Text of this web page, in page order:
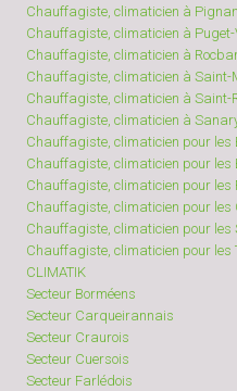
Chauffagiste, climaticien à
Chauffagiste, climaticien à Puget-
Chauffagiste, climaticien à
Chauffagiste, climaticien à
Chauffagiste, climaticien à Saint-
Chauffagiste, climaticien à
Chauffagiste, climaticien pour les
Chauffagiste, climaticien pour les
Chauffagiste, climaticien pour les
Chauffagiste, climaticien pour les
Chauffagiste, climaticien pour les
Chauffagiste, climaticien pour les
CLIMATIK
Secteur Borméens
Secteur Carqueirannais
Secteur Craurois
Secteur Cuersois
Secteur Farlédois